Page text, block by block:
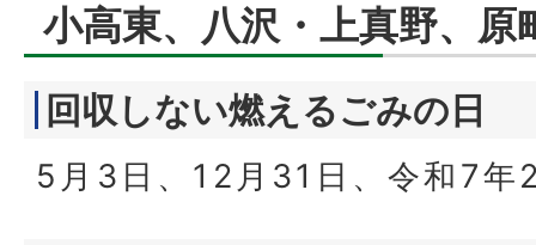
小高東、八沢・上真野、原
回収しない燃えるごみの日
5月3日、12月31日、令和7年